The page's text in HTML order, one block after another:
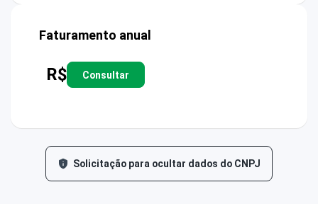
Faturamento anual
R$ Consultar
Solicitação para ocultar dados do CNPJ